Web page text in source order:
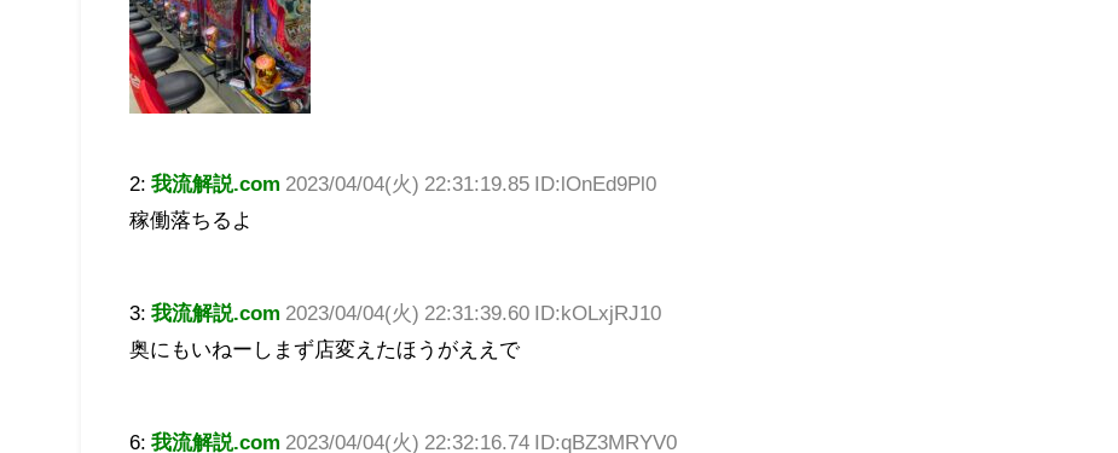
2:我流解説.com 2023/04/04(火) 22:31:19.85 ID:lOnEd9Pl0
稼働落ちるよ
3:我流解説.com 2023/04/04(火) 22:31:39.60 ID:kOLxjRJ10
奥にもいねーしまず店変えたほうがええで
6:我流解説.com 2023/04/04(火) 22:32:16.74 ID:qBZ3MRYV0